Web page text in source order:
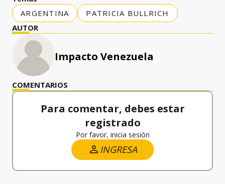
ARGENTINA
PATRICIA BULLRICH
AUTOR
Impacto Venezuela
COMENTARIOS
Para comentar, debes estar
registrado
Por favor, inicia sesión
INGRESA